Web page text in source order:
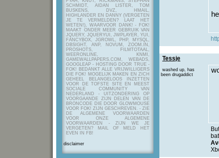
SCHMIDT, AIDAN LISTER, TOM
BUSKENS, DVZ, HMAIL,
HIGHLANDER EN DANNY (VERGETEN
JE TE VERMELDEN? LAAT HET
WETEN!), WAARVOOR DANK! - FOK!
MAAKT ONDER MEER GEBRUIK VAN
JQUERY, JQUERYUI, JWPLAYER, YUI,
FANCYBOX, JGROWL, PHP, MYSQL,
DBSIGHT, ANP, NOVUM, ZOOM.IN,
PROSHOTS, FILMTOTAAL,
WEERONLINE, KNMI,
GAMEWALLPAPERS.COM, WEBADS,
GOOGLEAP - HOSTING DOOR TRUE -
FOK! BEDANKT ALLE VRIJWILLIGERS
DIE FOK! MOGELIJK MAKEN EN ZICH
GEHEEL BELANGELOOS INZETTEN
VOOR DE TOFSTE SITE EN MEEST
SOCIALE COMMUNITY VAN
NEDERLAND - UITZONDERING OP
VOORGAANDE ZIJN DELEN VAN DE
BRONCODE DIE DOOR GLOWMOUSE
VOOR FOK! ZIJN GESCHREVEN. - ZIE
DE ALGEMENE VOORWAARDEN
VOOR ONZE ALGEMENE
VOORWAARDEN - ZIJN WE JE
VERGETEN? MAIL OF MELD HET
EVEN IN FB!
disclaimer
Tessje
washed up, has
been drugaddict